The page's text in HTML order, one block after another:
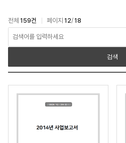
검색
전체 159건 페이지 12/18